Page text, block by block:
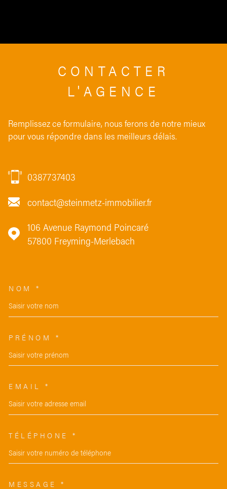
CONTACTER
L'AGENCE
Remplissez ce formulaire, nous ferons de notre mieux
pour vous répondre dans les meilleurs délais.
0387737403
contact@steinmetz-immobilier.fr
106 Avenue Raymond Poincaré
57800
Freyming-Merlebach
NOM *
PRÉNOM *
EMAIL *
TÉLÉPHONE *
MESSAGE *